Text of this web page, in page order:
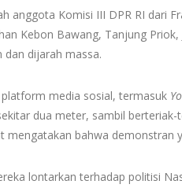
anggota Komisi III DPR RI dari
Kebon Bawang, Tanjung
dan dijarah massa.
media sosial, termasuk
dua meter, sambil
mengatakan bahwa demonstran
lontarkan terhadap politisi